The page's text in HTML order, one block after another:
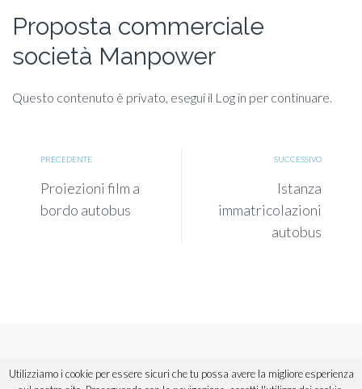
Proposta commerciale
società Manpower
Questo contenuto è privato, esegui il Log in per continuare.
PRECEDENTE
Proiezioni film a
bordo autobus
SUCCESSIVO
Istanza
immatricolazioni
autobus
Powered byUrios,divisione di Informatica Commerciale Spa.
Utilizziamo i cookie per essere sicuri che tu possa avere la migliore esperienza